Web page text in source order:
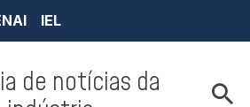
IEL
de notícias da